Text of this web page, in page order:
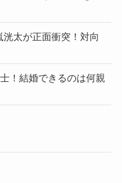
洸太が正面衝突！対向
！結婚できるのは何親